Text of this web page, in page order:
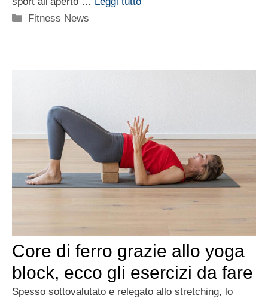
Categorie
Fitness News
Core di ferro grazie allo yoga
block, ecco gli esercizi da fare
Spesso sottovalutato e relegato allo stretching, lo